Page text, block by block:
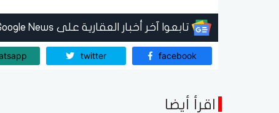
تابعوا آخر أخبار العقارية على Google News
facebook
twitter
اقرأ أيضا